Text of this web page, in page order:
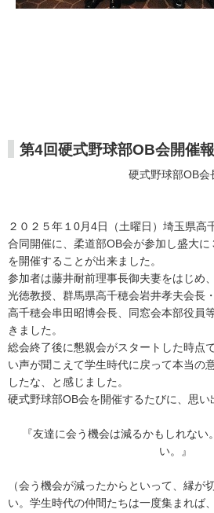
第4回硬式野球部OB会開催
硬式野球部OB
２０２５年１0月4日（土曜日）埼玉県高
合同開催に、柔道部OB会が参加し盛大に
を開催することが出来ました。
参加者は藤井耐前理事長御夫妻をはじめ
光徳教授、群馬県高千穂会岩井孝夫会長
高千穂会串田昭博会長、同窓会本部役員
きました。
総会終了後に懇親会がスタートした時点
い声が聞こえて学生時代に戻って本当の
したな、と感じました。
硬式野球部OB会を開催するたびに、思い
『友達に会う機会は減るかもしれな
い。』
（会う機会が減ったからといって、縁が
い。学生時代の仲間たちは一度集まれば